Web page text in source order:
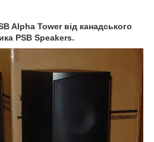
Alpha Tower від канадського
PSB Speakers.